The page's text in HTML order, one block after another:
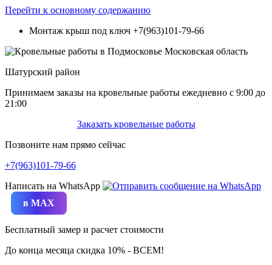
Перейти к основному содержанию
Монтаж крыш под ключ +7(963)101-79-66
Шатурский район
Принимаем заказы на кровельные работы ежедневно c 9:00 до
21:00
Заказать кровельные работы
Позвоните нам прямо сейчас
+7(963)101-79-66
Написать на WhatsApp
в MAX
Бесплатный замер и расчет стоимости
До конца месяца скидка 10% - ВСЕМ!